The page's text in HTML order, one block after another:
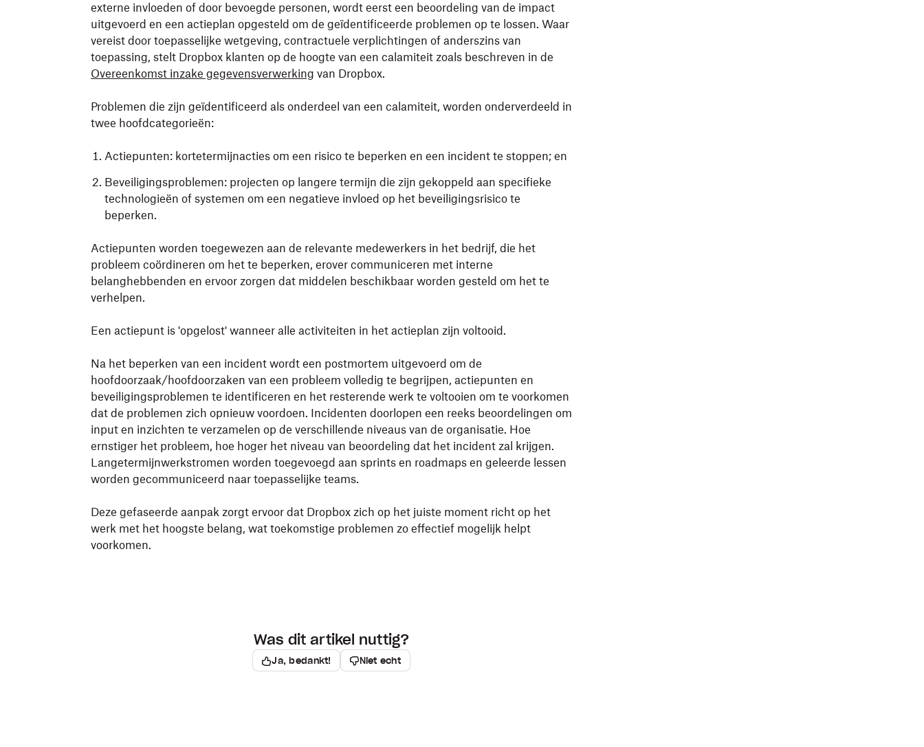
externe invloeden of door bevoegde personen, wordt eerst een beoordeling van de impact
uitgevoerd en een actieplan opgesteld om de geïdentificeerde problemen op te lossen. Waar
vereist door toepasselijke wetgeving, contractuele verplichtingen of anderszins van
toepassing, stelt Dropbox klanten op de hoogte van een calamiteit zoals beschreven in de
Overeenkomst inzake gegevensverwerking van Dropbox.
Problemen die zijn geïdentificeerd als onderdeel van een calamiteit, worden onderverdeeld in
twee hoofdcategorieën:
Actiepunten: kortetermijnacties om een risico te beperken en een incident te stoppen; en
Beveiligingsproblemen: projecten op langere termijn die zijn gekoppeld aan specifieke
technologieën of systemen om een negatieve invloed op het beveiligingsrisico te
beperken.
Actiepunten worden toegewezen aan de relevante medewerkers in het bedrijf, die het
probleem coördineren om het te beperken, erover communiceren met interne
belanghebbenden en ervoor zorgen dat middelen beschikbaar worden gesteld om het te
verhelpen.
Een actiepunt is 'opgelost' wanneer alle activiteiten in het actieplan zijn voltooid.
Na het beperken van een incident wordt een postmortem uitgevoerd om de
hoofdoorzaak/hoofdoorzaken van een probleem volledig te begrijpen, actiepunten en
beveiligingsproblemen te identificeren en het resterende werk te voltooien om te voorkomen
dat de problemen zich opnieuw voordoen. Incidenten doorlopen een reeks beoordelingen om
input en inzichten te verzamelen op de verschillende niveaus van de organisatie. Hoe
ernstiger het probleem, hoe hoger het niveau van beoordeling dat het incident zal krijgen.
Langetermijnwerkstromen worden toegevoegd aan sprints en roadmaps en geleerde lessen
worden gecommuniceerd naar toepasselijke teams.
Deze gefaseerde aanpak zorgt ervoor dat Dropbox zich op het juiste moment richt op het
werk met het hoogste belang, wat toekomstige problemen zo effectief mogelijk helpt
voorkomen.
Was dit artikel nuttig?
Ja, bedankt! Niet echt